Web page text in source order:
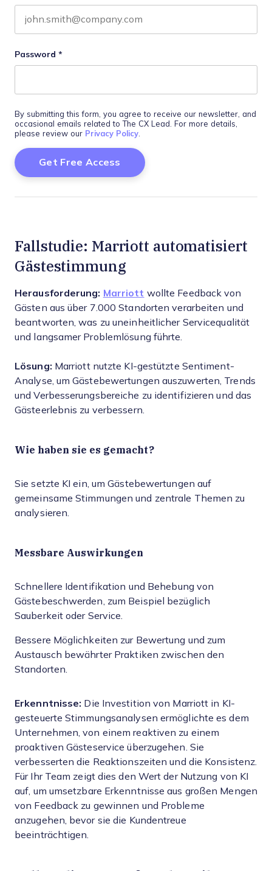
Password *
By submitting this form, you agree to receive our newsletter, and
occasional emails related to The CX Lead. For more details,
please review our Privacy Policy.
Fallstudie: Marriott automatisiert
Gästestimmung
Herausforderung: Marriott wollte Feedback von
Gästen aus über 7.000 Standorten verarbeiten und
beantworten, was zu uneinheitlicher Servicequalität
und langsamer Problemlösung führte.
Lösung: Marriott nutzte KI-gestützte Sentiment-
Analyse, um Gästebewertungen auszuwerten, Trends
und Verbesserungsbereiche zu identifizieren und das
Gästeerlebnis zu verbessern.
Wie haben sie es gemacht?
Sie setzte KI ein, um Gästebewertungen auf
gemeinsame Stimmungen und zentrale Themen zu
analysieren.
Messbare Auswirkungen
Schnellere Identifikation und Behebung von
Gästebeschwerden, zum Beispiel bezüglich
Sauberkeit oder Service.
Bessere Möglichkeiten zur Bewertung und zum
Austausch bewährter Praktiken zwischen den
Standorten.
Erkenntnisse: Die Investition von Marriott in KI-
gesteuerte Stimmungsanalysen ermöglichte es dem
Unternehmen, von einem reaktiven zu einem
proaktiven Gästeservice überzugehen. Sie
verbesserten die Reaktionszeiten und die Konsistenz.
Für Ihr Team zeigt dies den Wert der Nutzung von KI
auf, um umsetzbare Erkenntnisse aus großen Mengen
von Feedback zu gewinnen und Probleme
anzugehen, bevor sie die Kundentreue
beeinträchtigen.